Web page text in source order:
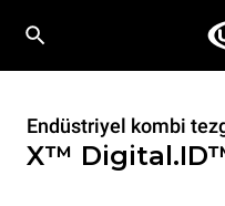
Endüstriyel kombi
X™